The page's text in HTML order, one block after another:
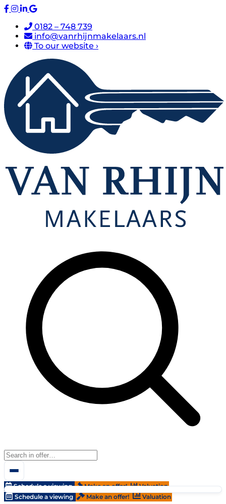
0182 – 748 739
info@vanrhijnmakelaars.nl
To our website ›
Schedule a viewing Make an offer!
Valuation
Schedule a viewing
Make an offer! Valuation